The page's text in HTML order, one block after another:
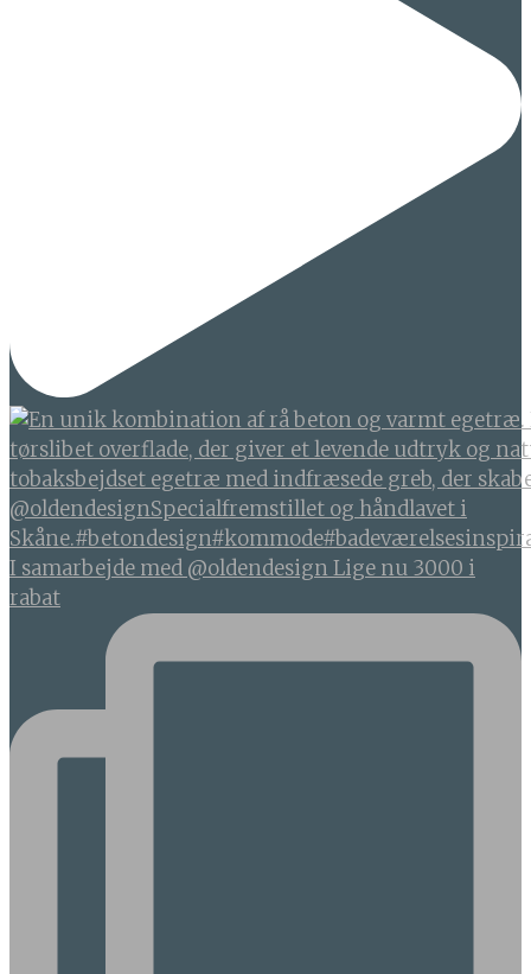
I samarbejde med @oldendesign Lige nu 3000 i
rabat